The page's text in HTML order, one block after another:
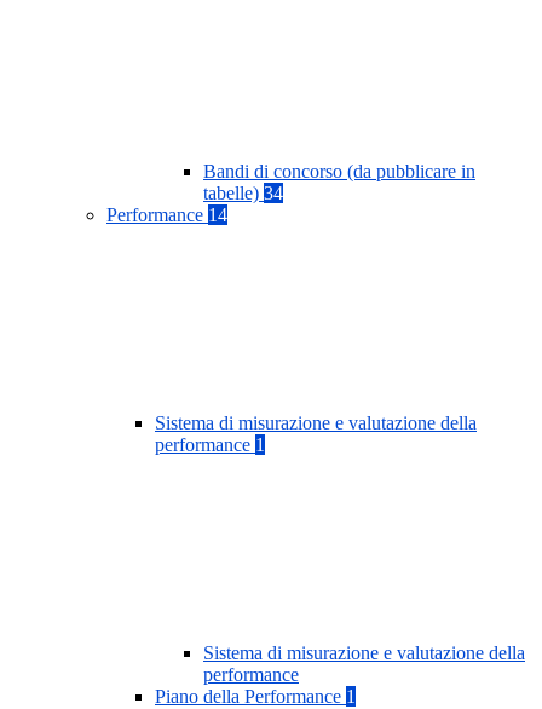
Bandi di concorso (da pubblicare in
tabelle) 34
Performance 14
Sistema di misurazione e valutazione della
performance 1
Sistema di misurazione e valutazione della
performance
Piano della Performance 1